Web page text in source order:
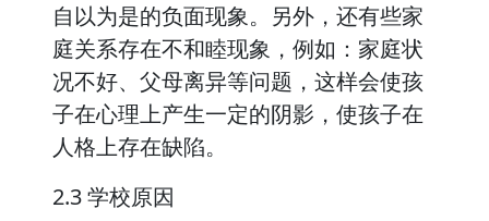
自以为是的负面现象。另外，还有些家
庭关系存在不和睦现象，例如：家庭状
况不好、父母离异等问题，这样会使孩
子在心理上产生一定的阴影，使孩子在
人格上存在缺陷。
2.3 学校原因